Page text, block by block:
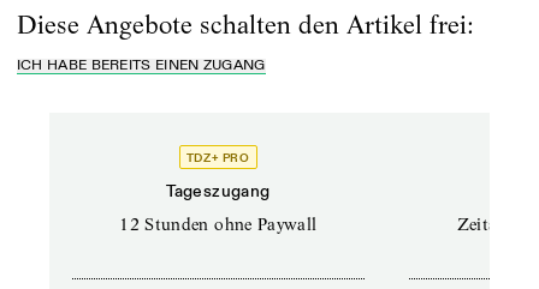
Diese Angebote schalten den Artikel frei:
ICH HABE BEREITS EINEN ZUGANG
TDZ+ PRO
Tageszugang
12 Stunden ohne Paywall